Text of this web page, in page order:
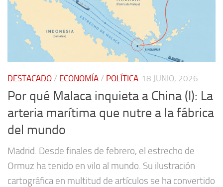
DESTACADO / ECONOMÍA / POLÍTICA 18 JUNIO, 2026
Por qué Malaca inquieta a China (I): La
arteria marítima que nutre a la fábrica
del mundo
Madrid. Desde finales de febrero, el estrecho de
Ormuz ha tenido en vilo al mundo. Su ilustración
cartográfica en multitud de artículos se ha convertido